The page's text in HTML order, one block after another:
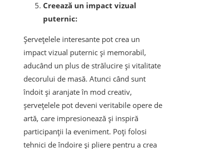
Creează un impact vizual
puternic:
Șervețelele interesante pot crea un
impact vizual puternic și memorabil,
aducând un plus de strălucire și vitalitate
decorului de masă. Atunci când sunt
îndoit și aranjate în mod creativ,
șervețelele pot deveni veritabile opere de
artă, care impresionează și inspiră
participanții la eveniment. Poți folosi
tehnici de îndoire și pliere pentru a crea